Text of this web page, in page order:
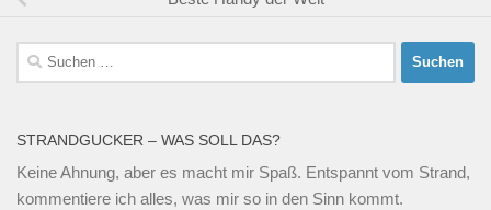
Suchen
nach:
STRANDGUCKER – WAS SOLL DAS?
Keine Ahnung, aber es macht mir Spaß. Entspannt vom Strand,
kommentiere ich alles, was mir so in den Sinn kommt.